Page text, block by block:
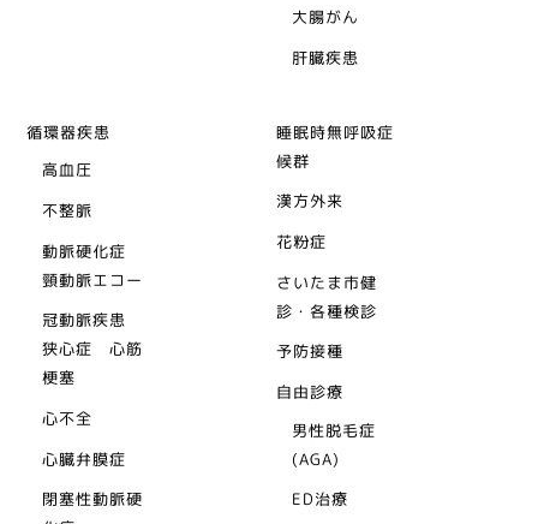
大腸がん
肝臓疾患
循環器疾患
高血圧
不整脈
動脈硬化症
頸動脈エコー
冠動脈疾患
狭心症 心筋
梗塞
心不全
心臓弁膜症
閉塞性動脈硬
睡眠時無呼吸症
候群
漢方外来
花粉症
さいたま市健
診・各種検診
予防接種
自由診療
男性脱毛症
(AGA)
ED治療